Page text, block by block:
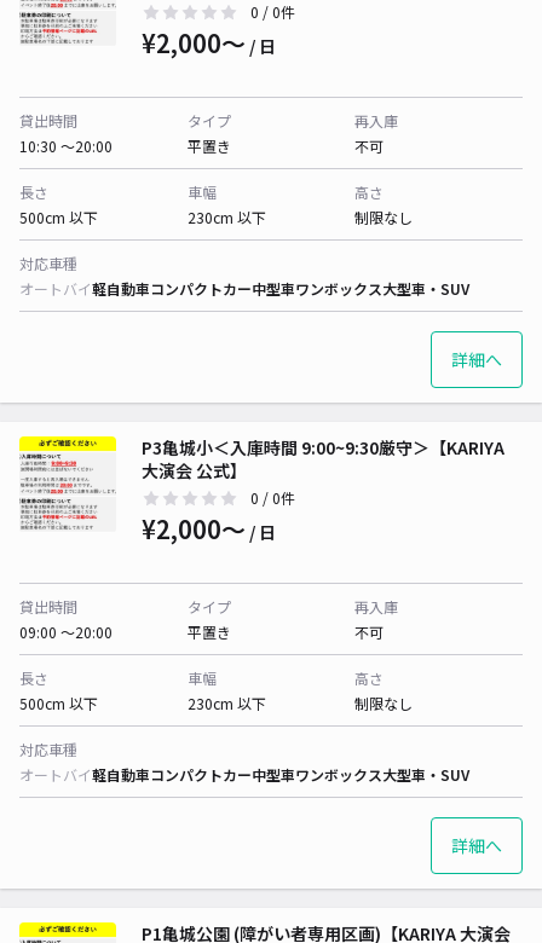
0 / 0件
¥2,000〜 / 日
貸出時間
10:30 〜20:00
タイプ
平置き
再入庫
不可
長さ
500cm 以下
車幅
230cm 以下
高さ
制限なし
対応車種
オートバイ軽自動車コンパクトカー中型車ワンボックス大型車・SUV
詳細へ
P3亀城小＜入庫時間 9:00~9:30厳守＞【KARIYA
大演会 公式】
0 / 0件
¥2,000〜 / 日
貸出時間
09:00 〜20:00
タイプ
平置き
再入庫
不可
長さ
500cm 以下
車幅
230cm 以下
高さ
制限なし
対応車種
オートバイ軽自動車コンパクトカー中型車ワンボックス大型車・SUV
詳細へ
P1亀城公園 (障がい者専用区画)【KARIYA 大演会